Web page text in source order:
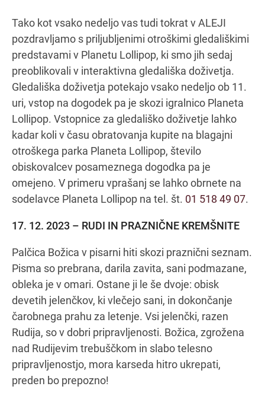
Navodila za pot
Tako kot vsako nedeljo vas tudi tokrat v ALEJI
pozdravljamo s priljubljenimi otroškimi gledališkimi
predstavami v Planetu Lollipop, ki smo jih sedaj
preoblikovali v interaktivna gledališka doživetja.
Gledališka doživetja potekajo vsako nedeljo ob 11.
uri, vstop na dogodek pa je skozi igralnico Planeta
Lollipop. Vstopnice za gledališko doživetje lahko
kadar koli v času obratovanja kupite na blagajni
otroškega parka Planeta Lollipop, število
obiskovalcev posameznega dogodka pa je
omejeno. V primeru vprašanj se lahko obrnete na
sodelavce Planeta Lollipop na tel. št. 01 518 49 07.
17. 12. 2023 – RUDI IN PRAZNIČNE KREMŠNITE
Palčica Božica v pisarni hiti skozi praznični seznam.
Pisma so prebrana, darila zavita, sani podmazane,
obleka je v omari. Ostane ji le še dvoje: obisk
devetih jelenčkov, ki vlečejo sani, in dokončanje
čarobnega prahu za letenje. Vsi jelenčki, razen
Rudija, so v dobri pripravljenosti. Božica, zgrožena
nad Rudijevim trebuščkom in slabo telesno
pripravljenostjo, mora karseda hitro ukrepati,
preden bo prepozno!